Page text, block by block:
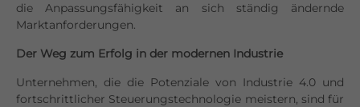
die Anpassungsfähigkeit an sich ständig ändernde
Marktanforderungen.
Der Weg zum Erfolg in der modernen Industrie
Unternehmen, die die Potenziale von Industrie 4.0 und
fortschrittlicher Steuerungstechnologie meistern, sind für